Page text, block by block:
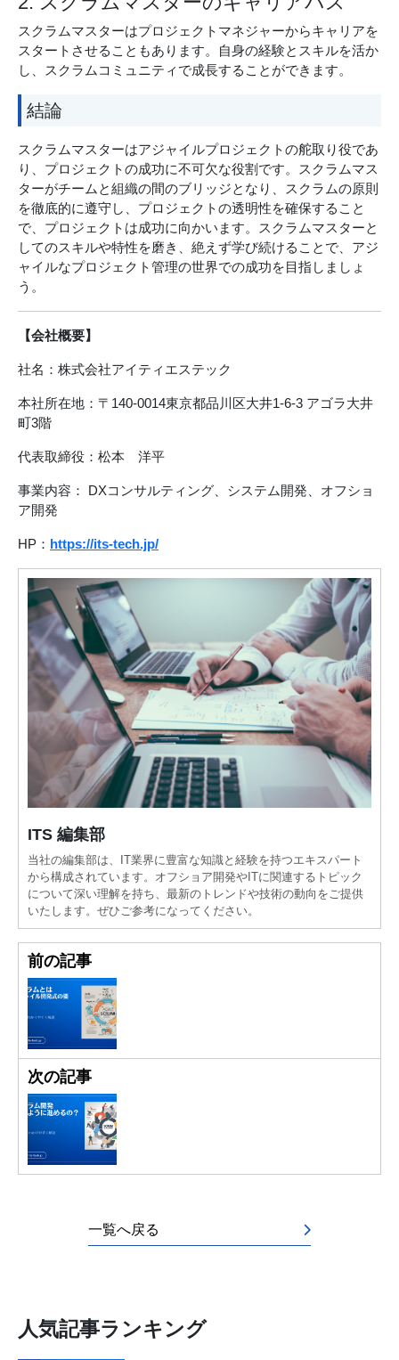
スクラムマスターはプロジェクトマネジャーからキャリアを
スタートさせることもあります。自身の経験とスキルを活か
し、スクラムコミュニティで成長することができます。
結論
スクラムマスターはアジャイルプロジェクトの舵取り役であ
り、プロジェクトの成功に不可欠な役割です。スクラムマス
ターがチームと組織の間のブリッジとなり、スクラムの原則
を徹底的に遵守し、プロジェクトの透明性を確保すること
で、プロジェクトは成功に向かいます。スクラムマスターと
してのスキルや特性を磨き、絶えず学び続けることで、アジ
ャイルなプロジェクト管理の世界での成功を目指しましょ
う。
【会社概要】
社名：株式会社アイティエステック
本社所在地：〒140-0014東京都品川区大井1-6-3 アゴラ大井
町3階
代表取締役：松本 洋平
事業内容： DXコンサルティング、システム開発、オフショ
ア開発
HP： https://its-tech.jp/
ITS 編集部
当社の編集部は、IT業界に豊富な知識と経験を持つエキスパート
から構成されています。オフショア開発やITに関連するトピック
について深い理解を持ち、最新のトレンドや技術の動向をご提供
いたします。ぜひご参考になってください。
前の記事
次の記事
一覧へ戻る
人気記事ランキング